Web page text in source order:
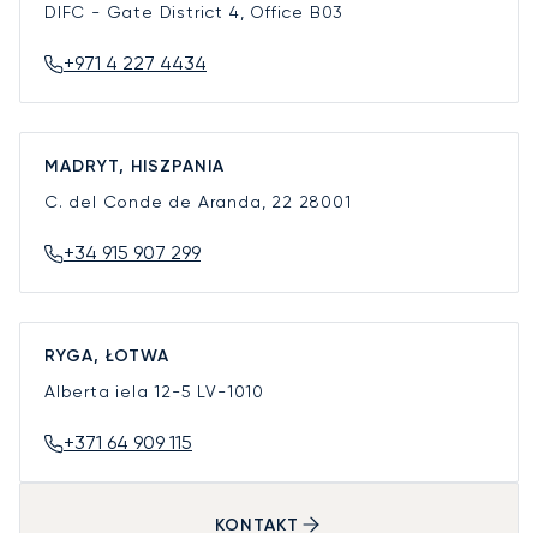
DIFC - Gate District 4, Office B03
+971 4 227 4434
MADRYT, HISZPANIA
C. del Conde de Aranda, 22 28001
+34 915 907 299
RYGA, ŁOTWA
Alberta iela 12-5 LV-1010
+371 64 909 115
KONTAKT